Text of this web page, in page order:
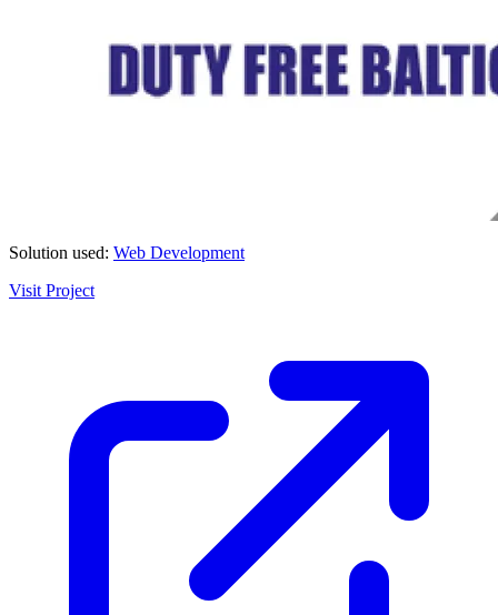
Solution used: Web Development
Visit Project